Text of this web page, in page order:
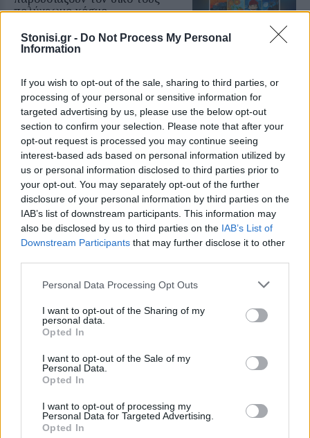
Stonisi.gr - Do Not Process My Personal
Information
If you wish to opt-out of the sale, sharing to third parties, or
processing of your personal or sensitive information for
targeted advertising by us, please use the below opt-out
section to confirm your selection. Please note that after your
opt-out request is processed you may continue seeing
interest-based ads based on personal information utilized by
us or personal information disclosed to third parties prior to
your opt-out. You may separately opt-out of the further
disclosure of your personal information by third parties on the
IAB’s list of downstream participants. This information may
also be disclosed by us to third parties on the IAB’s List of
Downstream Participants that may further disclose it to other
Personal Data Processing Opt Outs
I want to opt-out of the Sharing of my
personal data.
Opted In
I want to opt-out of the Sale of my
Personal Data.
Opted In
I want to opt-out of processing my
Personal Data for Targeted Advertising.
Opted In
πολύχρωμο κόσμο
του Αναγνωστηρίου «Η
Ανάπτυξη» ανοίγει τις πόρτες της
ΧΩΡΙΑ
Το Ίππειος μοσχοβολά σύκο από
νωρίς φέτος
Η συγκομιδή ξεκίνησε νωρίτερα,
τα δέντρα είναι φορτωμένα και η
πλούσια παραγωγή αναδεικνύει
ξανά ένα προϊόν δεμένο με την
ιστορία, την οικονομία και τις
γεύσεις του χωριού
ΤΑΞΙΔΙΑ
Βόλτα στην Κουρνέλα!
φύσης και για όσους θέλουν να
γνωρίσουν το νησί από
Έσβησε ένα ξεχωριστό κομμάτι
της ιστορίας του Πολιχνίτου
Ελευθέριου Συκά, του ανθρώπου
που συνέδεσε το όνομά του με τα
αναψυκτικά ΚΡΥΣΤΑΛ, την